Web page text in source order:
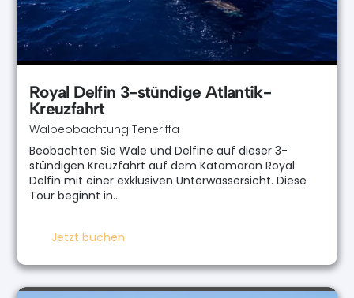
Royal Delfin 3-stündige Atlantik-
Kreuzfahrt
Walbeobachtung Teneriffa
Beobachten Sie Wale und Delfine auf dieser 3-
stündigen Kreuzfahrt auf dem Katamaran Royal
Delfin mit einer exklusiven Unterwassersicht. Diese
Tour beginnt in…
Jetzt buchen